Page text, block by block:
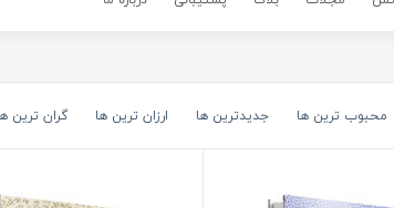
محبوب ترین ها جدیدترین ها ارزان ترین ها گران ترین